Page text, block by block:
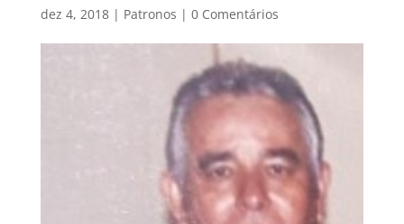
dez 4, 2018| Patronos | 0 Comentários